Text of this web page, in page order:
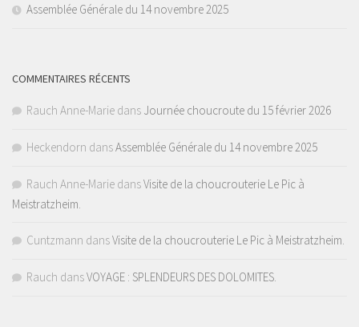
Assemblée Générale du 14 novembre 2025
COMMENTAIRES RÉCENTS
Rauch Anne-Marie dans Journée choucroute du 15 février 2026
Heckendorn dansAssemblée Générale du 14 novembre 2025
Rauch Anne-Marie dansVisite de la choucrouterie Le Pic à
Meistratzheim.
Cuntzmann dansVisite de la choucrouterie Le Pic à Meistratzheim.
Rauch dansVOYAGE : SPLENDEURS DES DOLOMITES.